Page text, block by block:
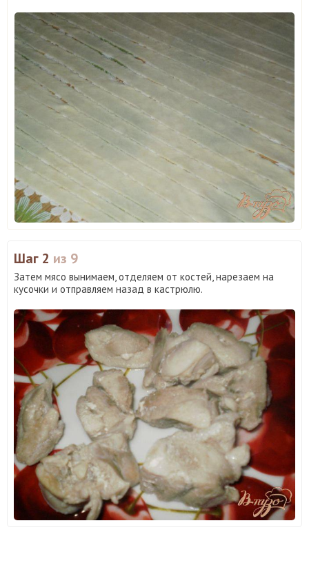
Шаг 2 из 9
Затем мясо вынимаем, отделяем от костей, нарезаем на
кусочки и отправляем назад в кастрюлю.